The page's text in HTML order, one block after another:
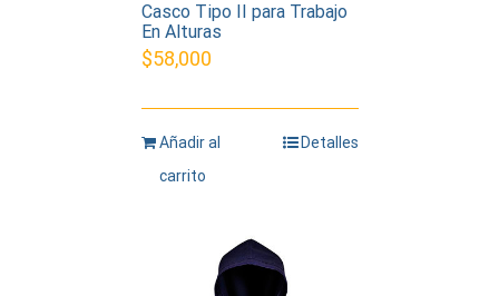
Casco Tipo II para Trabajo
En Alturas
$58,000
Añadir al
carrito
Detalles